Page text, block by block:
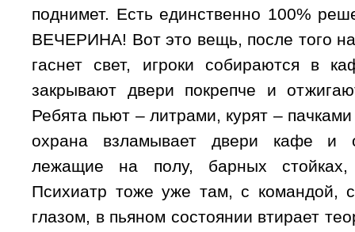
поднимет. Есть единственно 100%
ВЕЧЕРИНА! Вот это вещь, после того
гаснет свет, игроки собираются в
закрывают двери покрепче и
Ребята пьют – литрами, курят –
охрана взламывает двери кафе и
лежащие на полу, барных
Психиатр тоже уже там, с командой,
глазом, в пьяном состоянии втирает